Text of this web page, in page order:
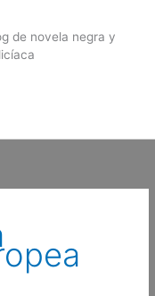
de novela negra y